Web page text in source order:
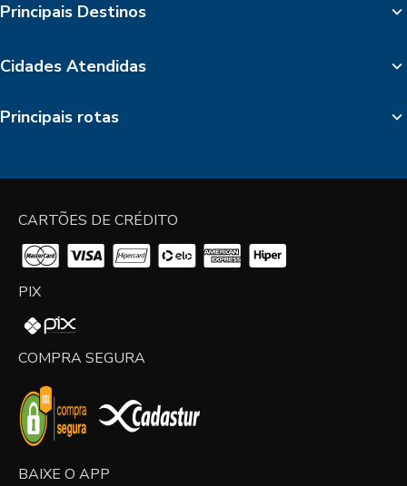
Principais Destinos
Cidades Atendidas
Principais rotas
CARTÕES DE CRÉDITO
PIX
COMPRA SEGURA
BAIXE O APP